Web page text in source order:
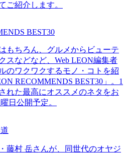
ご紹介します。
BEST30
もちろん、グルメからビューテ
スなどなど、Web LEON編集者
のワクワクするモノ・コトを紹
RECOMMENDS BEST30」。1
れた最高にオススメのネタをお
日公開予定。
藤村 岳さんが、同世代のオヤジ